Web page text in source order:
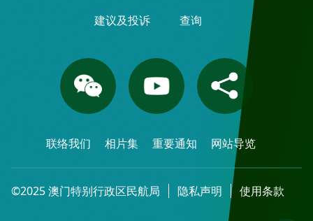
建议及投诉 查询
联络我们 相片集 重要通知 网站导览
©2025 澳门特别行政区民航局 隐私声明 使用条款